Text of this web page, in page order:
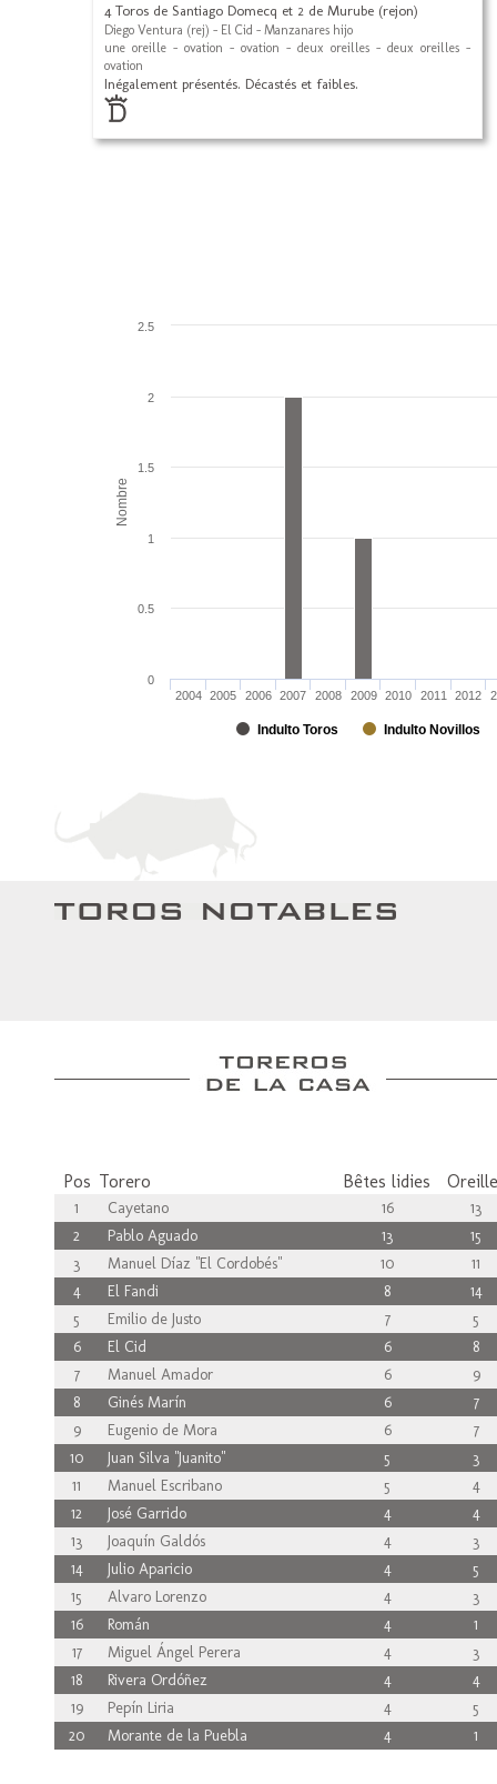
4 Toros de Santiago Domecq et 2 de Murube (rejon)
Diego Ventura (rej) - El Cid - Manzanares hijo
une oreille - ovation - ovation - deux oreilles - deux oreilles -
ovation
Inégalement présentés. Décastés et faibles.
Nombre
Indulto Toros Indulto Novillos
2004 2005 2006 2007 2008 2009 2010 2011 2012
0
0.5
1
1.5
2
2.5
Pos Torero Bêtes lidies
1 Cayetano 16
13
2
Pablo Aguado 13
15
3
Manuel Díaz "El Cordobés" 10
11
4
El Fandi 8
14
5
Emilio de Justo 7
5
6
El Cid 6
8
7
Manuel Amador 6
9
8
Ginés Marín 6
7
9
Eugenio de Mora 6
7
10
Juan Silva "Juanito" 5
3
11
Manuel Escribano 5
4
12
José Garrido 4
4
13
Joaquín Galdós 4
3
14
Julio Aparicio 4
5
15
Alvaro Lorenzo 4
3
16
Román 4
1
17
Miguel Ángel Perera 4
3
18
Rivera Ordóñez 4
4
19
Pepín Liria 4
5
20
Morante de la Puebla 4 1